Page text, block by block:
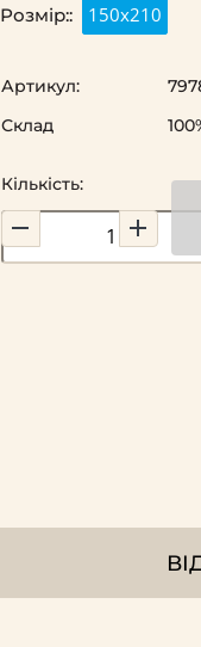
Розмір:: 150х210
Кількість:
Артикул:
Склад